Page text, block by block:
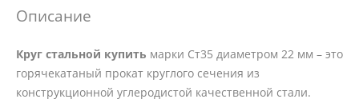
Описание
Круг стальной купить марки Ст35 диаметром 22 мм – это
горячекатаный прокат круглого сечения из
конструкционной углеродистой качественной стали.